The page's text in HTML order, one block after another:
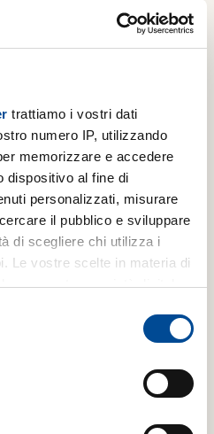
trattiamo i vostri dati
numero IP, utilizzando
memorizzare e accedere
dispositivo al fine di
personalizzati, misurare
il pubblico e sviluppare
di scegliere chi utilizza i
Le vostre scelte in materia di
su questa proprietà digitale
consenso in qualsiasi
sui cookie o facendo clic
digitale
venerdì, per 1 anno